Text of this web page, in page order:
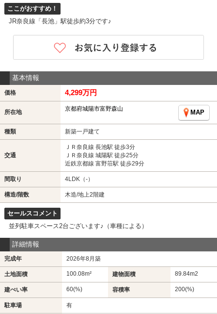
ここがおすすめ！
JR奈良線「長池」駅徒歩約3分です♪
基本情報
価格 4,299万円
所在地 京都府城陽市富野森山
MAP
種類 新築一戸建て
交通
ＪＲ奈良線 長池駅 徒歩3分
ＪＲ奈良線 城陽駅 徒歩25分
近鉄京都線 富野荘駅 徒歩29分
間取り 4LDK（-）
構造/階数 木造/地上2階建
セールスコメント
並列駐車スペース2台ございます♪（車種による）
詳細情報
完成年 2026年8月築
土地面積 100.08m² 建物面積 89.84m2
建ぺい率 60(%) 容積率 200(%)
駐車場 有